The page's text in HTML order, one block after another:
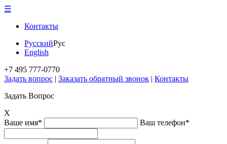
☰
Контакты
РусскийРус
English
+7 495 777-0770
Задать вопрос | Заказать обратный звонок | Контакты
Задать Вопрос
X
Ваше имя*
Ваш телефон*